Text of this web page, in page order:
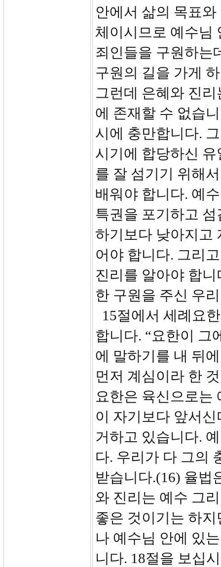
안에서 삶의 목표
체이시므로 예수님
죄인들을 구원하는
구원의 길을 가게
그런데 은혜와 진
에 존재할 수 없습
시에 충만합니다.
시기에 합당하신
를 잘 섬기기 위해
배워야 합니다. 예
특권을 포기하고
하기보다 낮아지고
어야 합니다. 그리
진리를 알아야 합
한 구원을 주신 우
15절에서 세례요
합니다. “요한이 그
에 말하기를 내 뒤
먼저 계심이라 한
요한은 육신으로는
이 자기보다 앞서
거하고 있습니다.
다. 우리가 다 그의
받습니다.(16) 율법
와 진리는 예수 그
좋은 것이기는 하
나 예수님 안에 있
니다. 18절을 보십